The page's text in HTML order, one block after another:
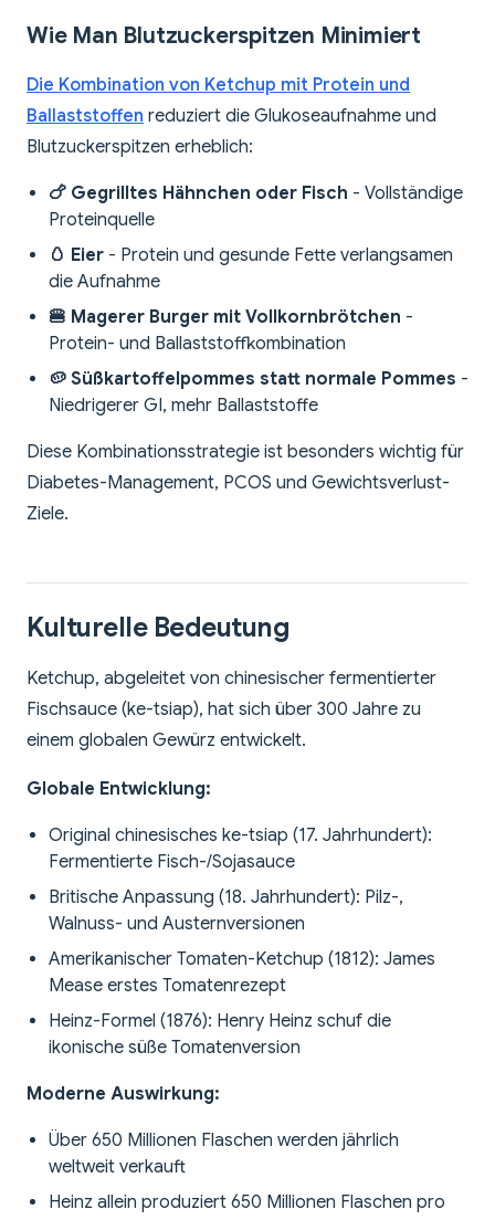
Wie Man Blutzuckerspitzen Minimiert
Die Kombination von Ketchup mit Protein und
Ballaststoffen reduziert die Glukoseaufnahme und
Blutzuckerspitzen erheblich:
🍗 Gegrilltes Hähnchen oder Fisch - Vollständige
Proteinquelle
🥚 Eier - Protein und gesunde Fette verlangsamen
die Aufnahme
🍔 Magerer Burger mit Vollkornbrötchen -
Protein- und Ballaststoffkombination
🥔 Süßkartoffelpommes statt normale Pommes -
Niedrigerer GI, mehr Ballaststoffe
Diese Kombinationsstrategie ist besonders wichtig für
Diabetes-Management, PCOS und Gewichtsverlust-
Ziele.
Kulturelle Bedeutung
Ketchup, abgeleitet von chinesischer fermentierter
Fischsauce (ke-tsiap), hat sich über 300 Jahre zu
einem globalen Gewürz entwickelt.
Globale Entwicklung:
Original chinesisches ke-tsiap (17. Jahrhundert):
Fermentierte Fisch-/Sojasauce
Britische Anpassung (18. Jahrhundert): Pilz-,
Walnuss- und Austernversionen
Amerikanischer Tomaten-Ketchup (1812): James
Mease erstes Tomatenrezept
Heinz-Formel (1876): Henry Heinz schuf die
ikonische süße Tomatenversion
Moderne Auswirkung:
Über 650 Millionen Flaschen werden jährlich
weltweit verkauft
Heinz allein produziert 650 Millionen Flaschen pro